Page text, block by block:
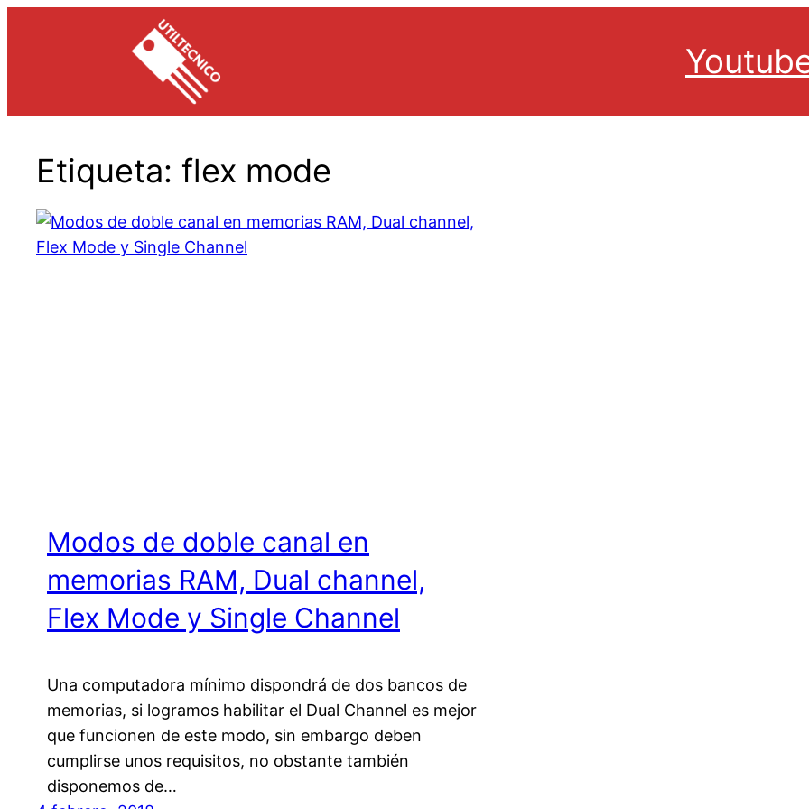
Etiqueta: flex mode
Modos de doble canal en
memorias RAM, Dual channel,
Flex Mode y Single Channel
Una computadora mínimo dispondrá de dos bancos de
memorias, si logramos habilitar el Dual Channel es mejor
que funcionen de este modo, sin embargo deben
cumplirse unos requisitos, no obstante también
disponemos de…